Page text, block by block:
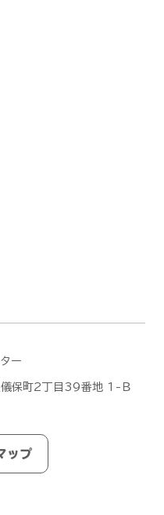
ー
保町2丁目39番地 1-Ｂ